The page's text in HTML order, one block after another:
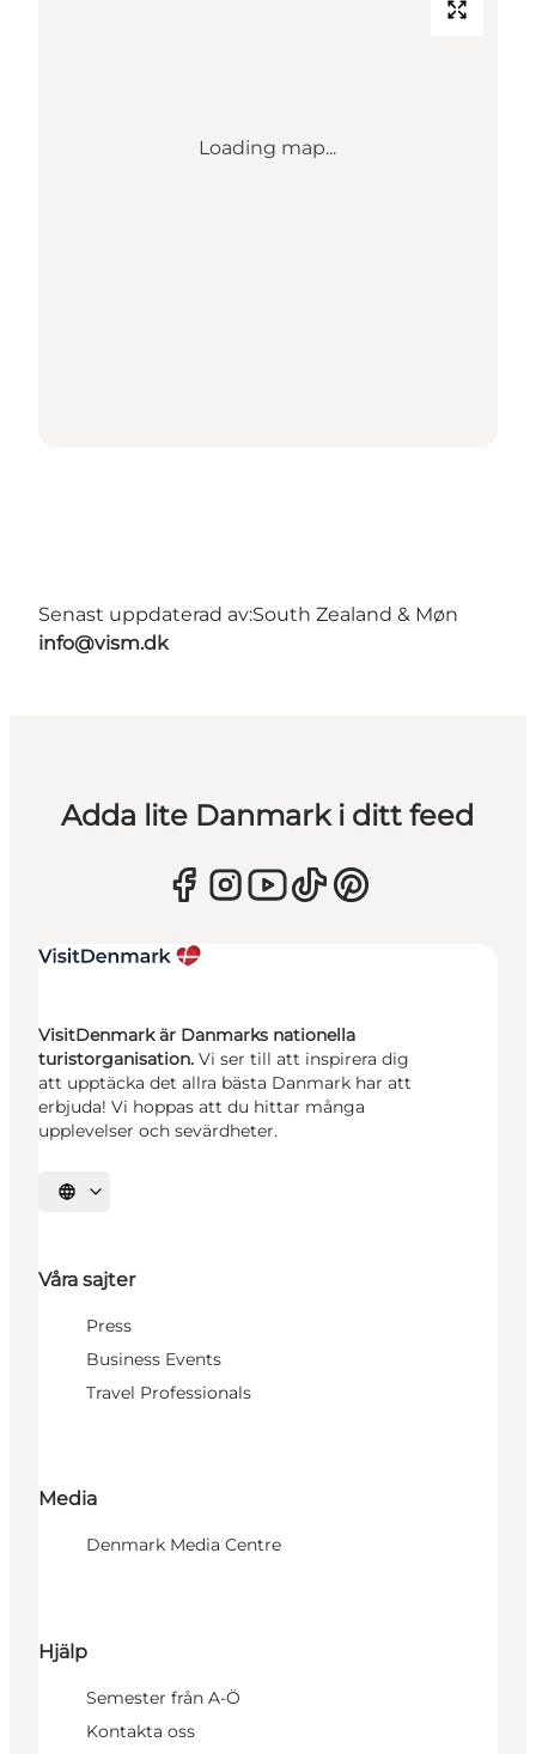
Loading map...
Senast uppdaterad av:South Zealand & Møn
info@vism.dk
Adda lite Danmark i ditt feed
VisitDenmark är Danmarks nationella
turistorganisation. Vi ser till att inspirera dig
att upptäcka det allra bästa Danmark har att
erbjuda! Vi hoppas att du hittar många
upplevelser och sevärdheter.
Välj språk
Våra sajter
Press
Business Events
Travel Professionals
Media
Denmark Media Centre
Hjälp
Semester från A-Ö
Kontakta oss